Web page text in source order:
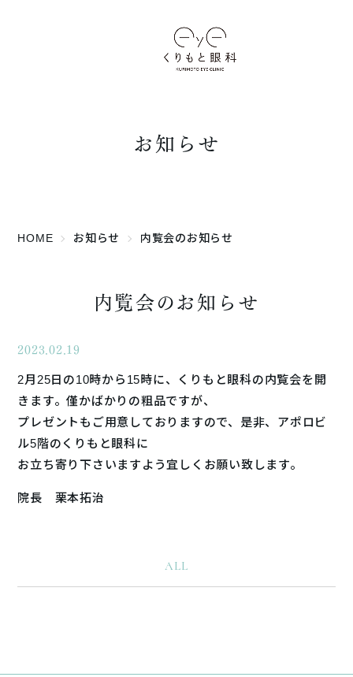
お知らせ
HOME お知らせ 内覧会のお知らせ
内覧会のお知らせ
2023.02.19
2月25日の10時から15時に、くりもと眼科の内覧会を開
きます。僅かばかりの粗品ですが、
プレゼントもご用意しておりますので、是非、アポロビ
ル5階のくりもと眼科に
お立ち寄り下さいますよう宜しくお願い致します。
院長 栗本拓治
ALL